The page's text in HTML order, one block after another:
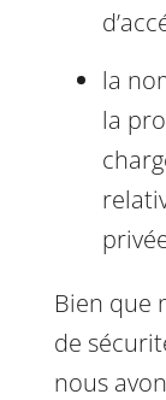
la
la
Bien que
de
nous